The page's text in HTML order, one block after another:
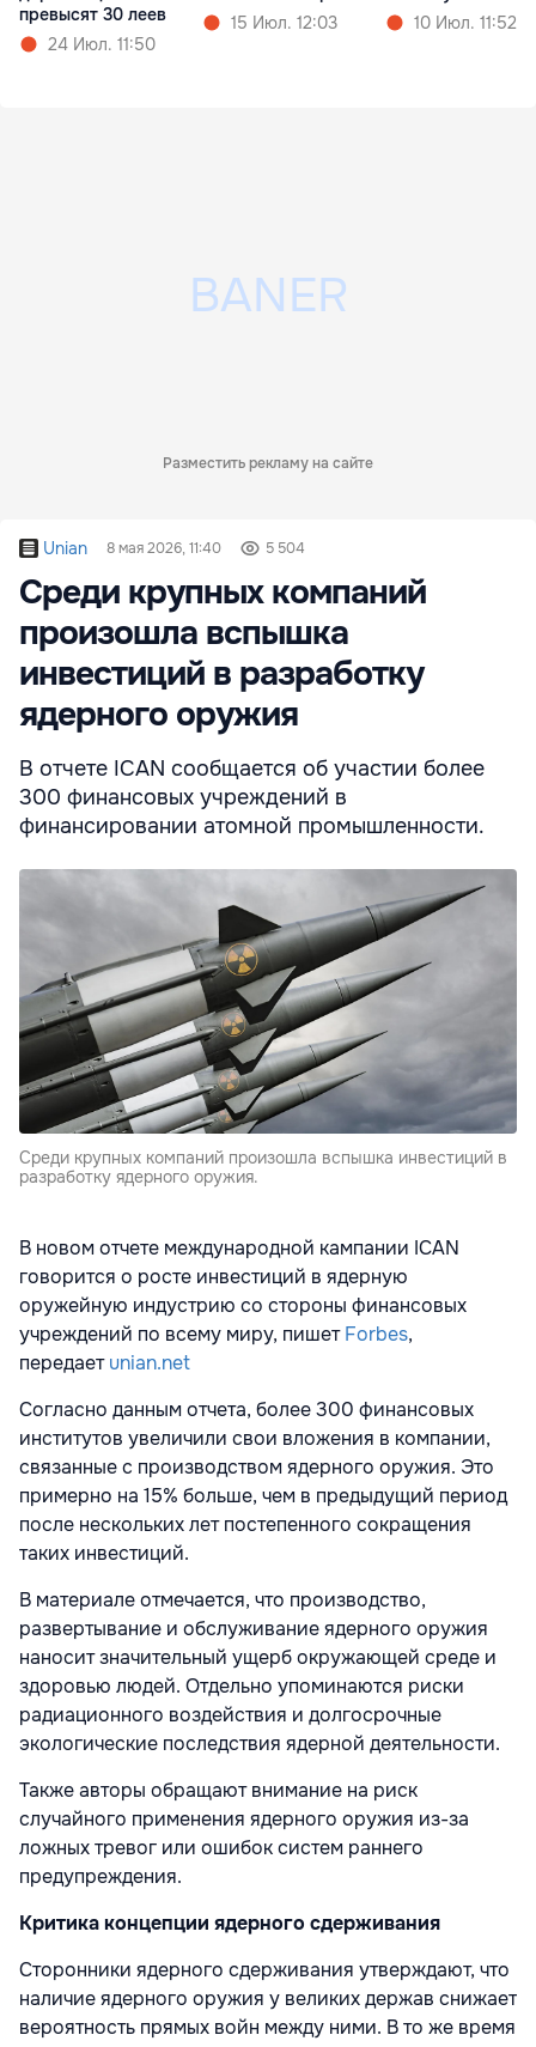
превысят 30 леев
24 Июл. 11:50
15 Июл. 12:03
10 Июл. 11:52
Разместить рекламу на сайте
Unian 8 мая 2026, 11:40 5 504
Среди крупных компаний
произошла вспышка
инвестиций в разработку
ядерного оружия
В отчете ICAN сообщается об участии более
300 финансовых учреждений в
финансировании атомной промышленности.
Среди крупных компаний произошла вспышка инвестиций в
разработку ядерного оружия.
В новом отчете международной кампании ICAN
говорится о росте инвестиций в ядерную
оружейную индустрию со стороны финансовых
учреждений по всему миру, пишетForbes,
передаетunian.net
Согласно данным отчета, более 300 финансовых
институтов увеличили свои вложения в компании,
связанные с производством ядерного оружия. Это
примерно на 15% больше, чем в предыдущий период
после нескольких лет постепенного сокращения
таких инвестиций.
В материале отмечается, что производство,
развертывание и обслуживание ядерного оружия
наносит значительный ущерб окружающей среде и
здоровью людей. Отдельно упоминаются риски
радиационного воздействия и долгосрочные
экологические последствия ядерной деятельности.
Также авторы обращают внимание на риск
случайного применения ядерного оружия из-за
ложных тревог или ошибок систем раннего
предупреждения.
Критика концепции ядерного сдерживания
Сторонники ядерного сдерживания утверждают, что
наличие ядерного оружия у великих держав снижает
вероятность прямых войн между ними. В то же время